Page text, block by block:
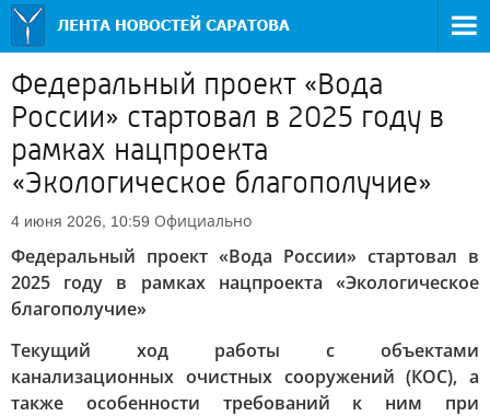
Федеральный проект «Вода
России» стартовал в 2025 году в
рамках нацпроекта
«Экологическое благополучие»
4 июня 2026, 10:59 Официально
Федеральный проект «Вода России» стартовал в
2025 году в рамках нацпроекта «Экологическое
благополучие»
Текущий ход работы с объектами
канализационных очистных сооружений (КОС), а
также особенности требований к ним при